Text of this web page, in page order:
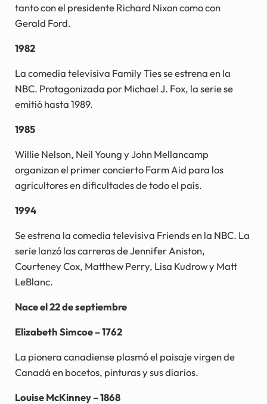
tanto con el presidente Richard Nixon como con
Gerald Ford.
1982
La comedia televisiva Family Ties se estrena en la
NBC. Protagonizada por Michael J. Fox, la serie se
emitió hasta 1989.
1985
Willie Nelson, Neil Young y John Mellancamp
organizan el primer concierto Farm Aid para los
agricultores en dificultades de todo el país.
1994
Se estrena la comedia televisiva Friends en la NBC. La
serie lanzó las carreras de Jennifer Aniston,
Courteney Cox, Matthew Perry, Lisa Kudrow y Matt
LeBlanc.
Nace el 22 de septiembre
Elizabeth Simcoe – 1762
La pionera canadiense plasmó el paisaje virgen de
Canadá en bocetos, pinturas y sus diarios.
Louise McKinney – 1868